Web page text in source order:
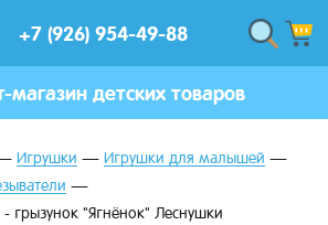
+7 (926) 954-49-88
магазин детских товаров
Игрушки
Игрушки для малышей
грызунок "Ягнёнок" Леснушки